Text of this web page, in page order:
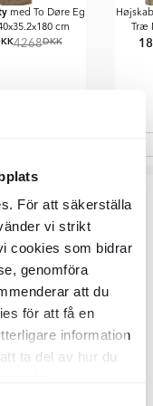
För att säkerställa
vi strikt
cookies som bidrar
genomföra
att du
för att få en
information
ta del av hur du
med To Døre Eg
cm
4268DKK
Træ
20% af